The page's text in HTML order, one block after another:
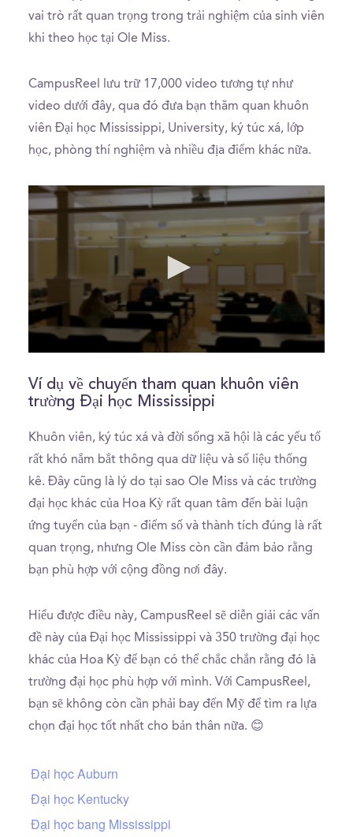
vai trò rất quan trọng trong trải nghiệm của sinh viên
khi theo học tại Ole Miss.
CampusReel lưu trữ 17,000 video tương tự như
video dưới đây, qua đó đưa bạn thăm quan khuôn
viên Đại học Mississippi, University, ký túc xá, lớp
học, phòng thí nghiệm và nhiều địa điểm khác nữa.
of
1
minute,
seconds
Ví dụ về chuyến tham quan khuôn viên
trường Đại học Mississippi
Khuôn viên, ký túc xá và đời sống xã hội là các yếu tố
rất khó nắm bắt thông qua dữ liệu và số liệu thống
kê. Đây cũng là lý do tại sao Ole Miss và các trường
đại học khác của Hoa Kỳ rất quan tâm đến bài luận
ứng tuyển của bạn - điểm số và thành tích đúng là rất
quan trọng, nhưng Ole Miss còn cần đảm bảo rằng
bạn phù hợp với cộng đồng nơi đây.
Hiểu được điều này, CampusReel sẽ diễn giải các vấn
đề này của Đại học Mississippi và 350 trường đại học
khác của Hoa Kỳ để bạn có thể chắc chắn rằng đó là
trường đại học phù hợp với mình. Với CampusReel,
bạn sẽ không còn cần phải bay đến Mỹ để tìm ra lựa
chọn đại học tốt nhất cho bản thân nữa. 😊
Đại học Auburn
Đại học Kentucky
Đại học bang Mississippi